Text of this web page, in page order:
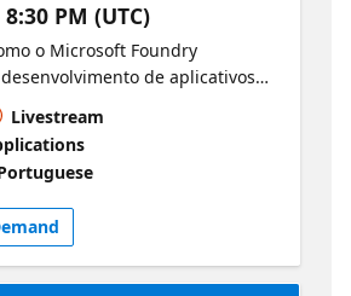
PM (UTC)
o Microsoft Foundry
de aplicativos
Aprenda a utilizar modelos
para criar experiências
bate-papo que sejam
e semelhantes às
Livestream